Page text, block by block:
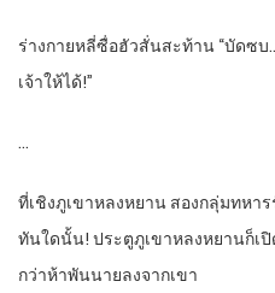
ร่างกายหลี่ซื่อฮัวสั่นสะท้าน “บัดซ
เจ้าให้ได้!”
…
ที่เชิงภูเขาหลงหยาน สองกลุ่มทหา
ทันใดนั้น! ประตูภูเขาหลงหยานก็เ
กว่าห้าพันนายลงจากเขา